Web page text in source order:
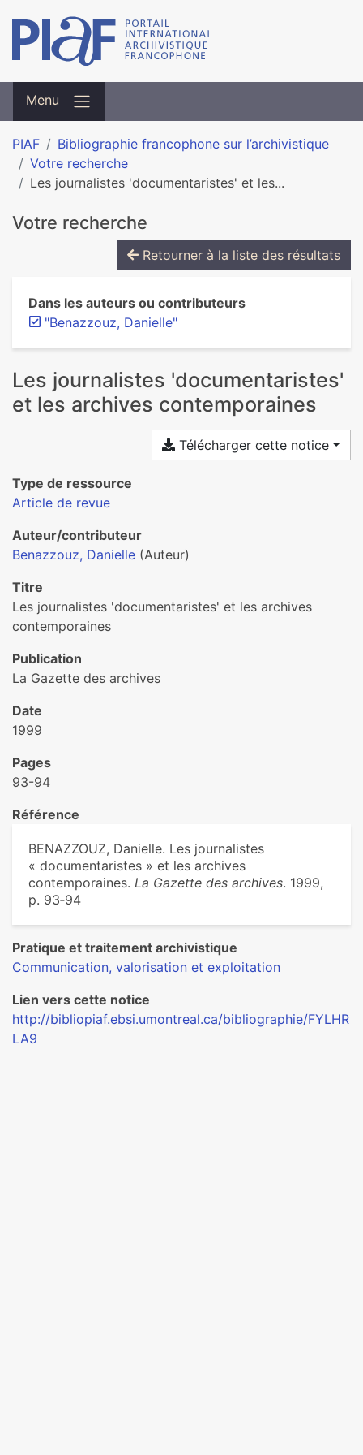
Menu
PIAF
Bibliographie francophone sur l’archivistique
Votre recherche
Les journalistes 'documentaristes' et les...
Votre recherche
Retourner à la liste des résultats
Dans les auteurs ou contributeurs
"Benazzouz, Danielle"
Les journalistes 'documentaristes'
et les archives contemporaines
Télécharger cette notice
Type de ressource
Article de revue
Auteur/contributeur
Benazzouz, Danielle (Auteur)
Titre
Les journalistes 'documentaristes' et les archives
contemporaines
Publication
La Gazette des archives
Date
1999
Pages
93-94
Référence
BENAZZOUZ, Danielle. Les journalistes
« documentaristes » et les archives
contemporaines. La Gazette des archives. 1999,
p. 93‑94
Pratique et traitement archivistique
Communication, valorisation et exploitation
Lien vers cette notice
http://bibliopiaf.ebsi.umontreal.ca/bibliographie/FYLHR
LA9